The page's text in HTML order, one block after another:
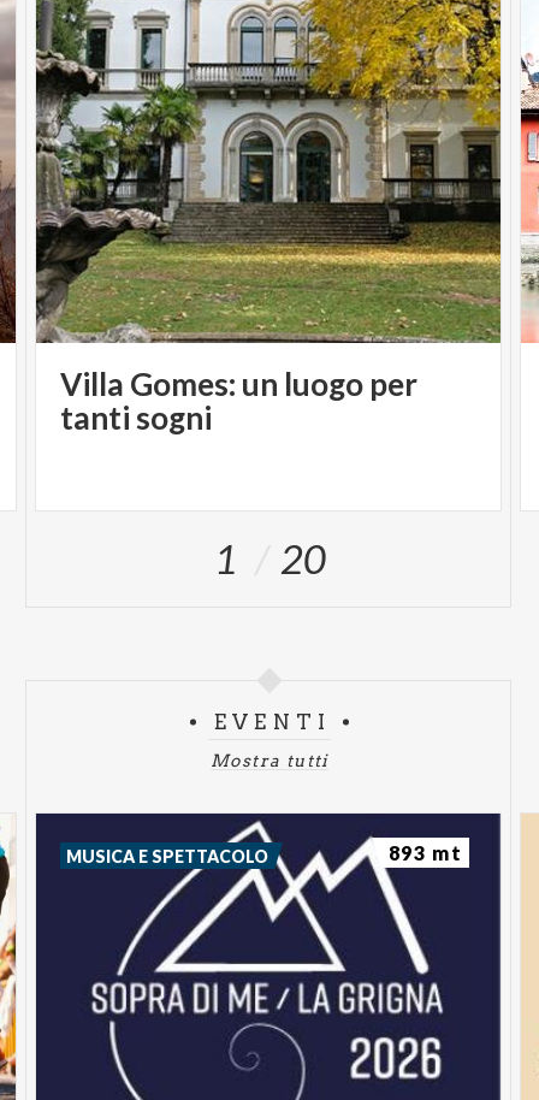
Villa Gomes: un luogo per
tanti sogni
1 20
EVENTI
Mostra tutti
MUSICA E SPETTACOLO 893 mt